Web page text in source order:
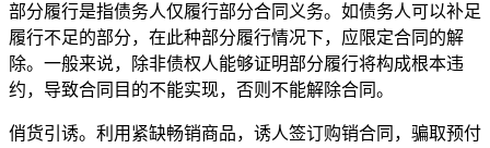
部分履行是指债务人仅履行部分合同义务。如债务人可以补足
履行不足的部分，在此种部分履行情况下，应限定合同的解
除。一般来说，除非债权人能够证明部分履行将构成根本违
约，导致合同目的不能实现，否则不能解除合同。
俏货引诱。利用紧缺畅销商品，诱人签订购销合同，骗取预付